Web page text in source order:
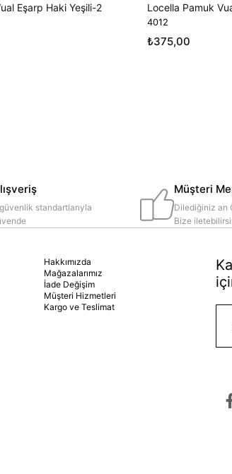
Eşarp Haki Yeşili-2 Locella Pamuk
4012
₺375,00
standartlarıyla
Müşteri
Dilediğiniz an
Bize
Hakkımızda
Mağazalarımız
İade Değişim
Müşteri Hizmetleri
Kargo ve Teslimat